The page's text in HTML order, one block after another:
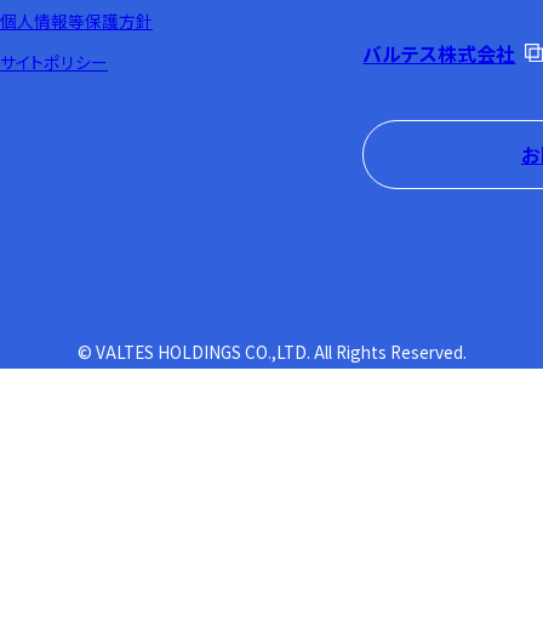
個人情報等保護方針
サイトポリシー
バルテス株式会社
© VALTES HOLDINGS CO.,LTD. All Rights Reserved.